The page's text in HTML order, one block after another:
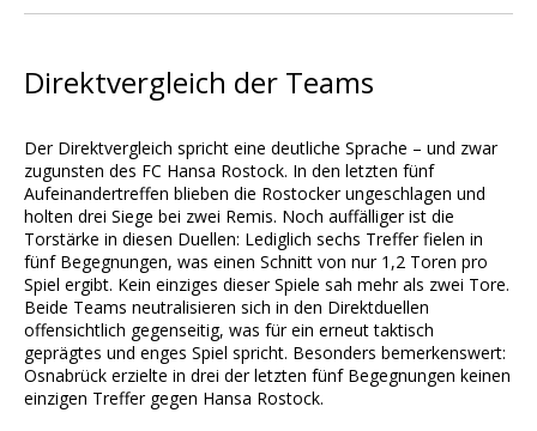
Direktvergleich der Teams
Der Direktvergleich spricht eine deutliche Sprache – und zwar
zugunsten des FC Hansa Rostock. In den letzten fünf
Aufeinandertreffen blieben die Rostocker ungeschlagen und
holten drei Siege bei zwei Remis. Noch auffälliger ist die
Torstärke in diesen Duellen: Lediglich sechs Treffer fielen in
fünf Begegnungen, was einen Schnitt von nur 1,2 Toren pro
Spiel ergibt. Kein einziges dieser Spiele sah mehr als zwei Tore.
Beide Teams neutralisieren sich in den Direktduellen
offensichtlich gegenseitig, was für ein erneut taktisch
geprägtes und enges Spiel spricht. Besonders bemerkenswert:
Osnabrück erzielte in drei der letzten fünf Begegnungen keinen
einzigen Treffer gegen Hansa Rostock.